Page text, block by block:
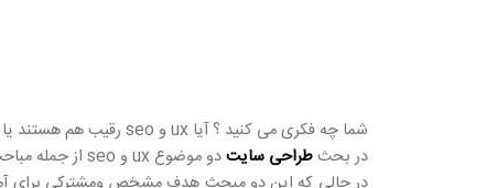
شما چه فکری می کنید ؟ آیا ux و seo رقیب هم هستند یا همراه هم ؟
در بحثطراحی سایتدو موضوع ux و seo از جمله مباحث مهم و بسیار موثری هستند.